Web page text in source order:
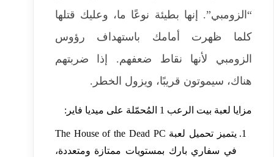
“الزومبي”. إنها بطيئة نوعًا ما، وعليك قتلها
كلما ظهرت أمامك باستهداف رؤوس
الزومبي لأنها نقاط ضعفهم. إذا ضربتهم
هناك، سيموتون قريبًا، ويزول الخطر.
مزايا لعبة بيت الرعب 1 المُحمّلة على ميديا ​​فاير:
يتميز تحميل لعبة The House of the Dead PC
في سفاري بارك بمستويات ممتازة ومتعددة،